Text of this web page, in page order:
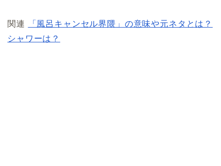
関連
「風呂キャンセル界隈」の意味や元ネタとは？
シャワーは？